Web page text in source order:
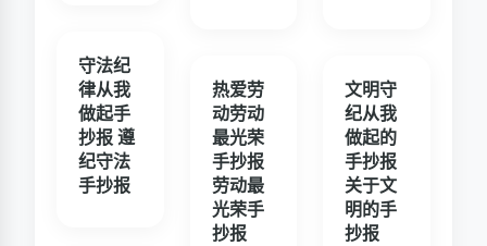
守法纪
律从我
做起手
抄报 遵
纪守法
手抄报
热爱劳
动劳动
最光荣
手抄报
劳动最
光荣手
抄报
文明守
纪从我
做起的
手抄报
关于文
明的手
抄报